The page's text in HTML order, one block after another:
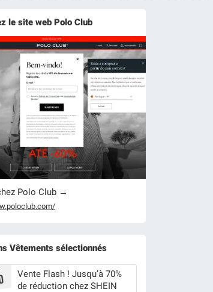
le site web Polo Club
Polo Club →
Vêtements sélectionnés
Vente Flash ! Jusqu’à 70%
de réduction chez SHEIN